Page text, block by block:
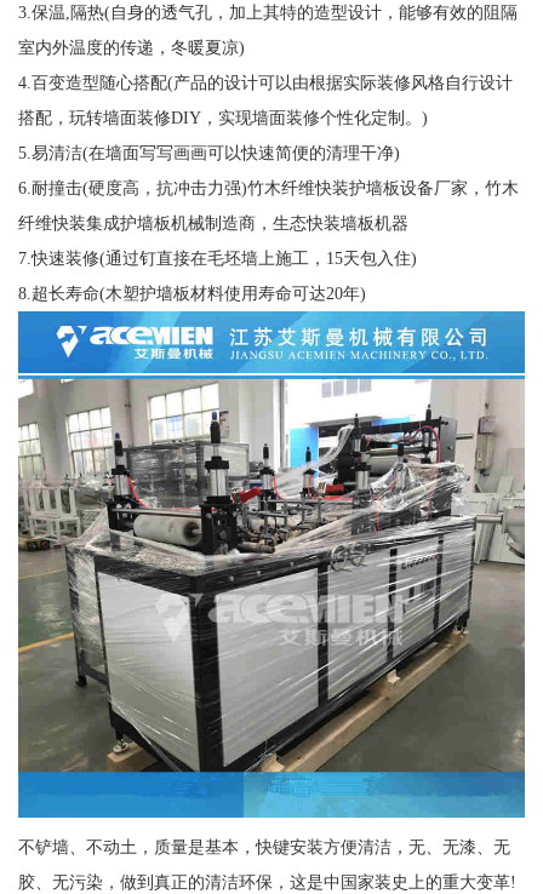
3.保温,隔热(自身的透气孔，加上其特的造型设计，能够有效的阻隔
室内外温度的传递，冬暖夏凉)
4.百变造型随心搭配(产品的设计可以由根据实际装修风格自行设计
搭配，玩转墙面装修DIY，实现墙面装修个性化定制。)
5.易清洁(在墙面写写画画可以快速简便的清理干净)
6.耐撞击(硬度高，抗冲击力强)竹木纤维快装护墙板设备厂家，竹木
纤维快装集成护墙板机械制造商，生态快装墙板机器
7.快速装修(通过钉直接在毛坯墙上施工，15天包入住)
8.超长寿命(木塑护墙板材料使用寿命可达20年)
不铲墙、不动土，质量是基本，快键安装方便清洁，无、无漆、无
胶、无污染，做到真正的清洁环保，这是中国家装史上的重大变革!